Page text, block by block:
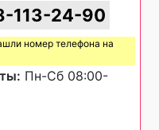
113-24-90
номер телефона на
Пн-Сб 08:00-